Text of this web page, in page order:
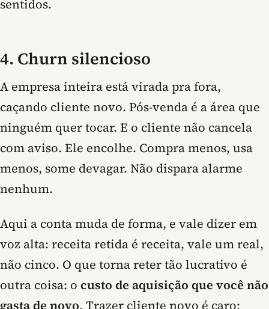
sentidos.
4. Churn silencioso
A empresa inteira está virada pra fora,
caçando cliente novo. Pós-venda é a área que
ninguém quer tocar. E o cliente não cancela
com aviso. Ele encolhe. Compra menos, usa
menos, some devagar. Não dispara alarme
nenhum.
Aqui a conta muda de forma, e vale dizer em
voz alta: receita retida é receita, vale um real,
não cinco. O que torna reter tão lucrativo é
outra coisa: o custo de aquisição que você não
gasta de novo. Trazer cliente novo é caro;